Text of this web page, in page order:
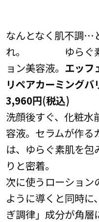
なんとなく肌不調…
れ。 ゆらぐ素肌
ョン美容液。 エッフ
リペアカーミング
3,960円(税込)
洗顔後すぐ、化粧水
容液。セラムが作る
は、ゆらぐ素肌を
りと密着。
次に使うローション
ように導くと同時に
ぎ調律」成分が角層